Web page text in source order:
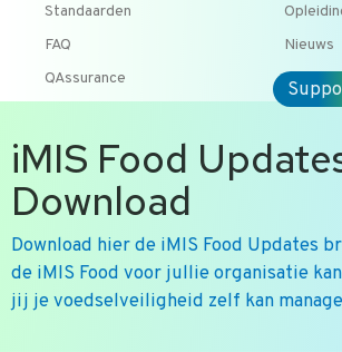
Standaarden
FAQ
Nieuws
QAssurance
iMIS Food
Download
Download hier de iMIS Food Updates
de iMIS Food voor jullie organisatie
jij je voedselveiligheid zelf kan